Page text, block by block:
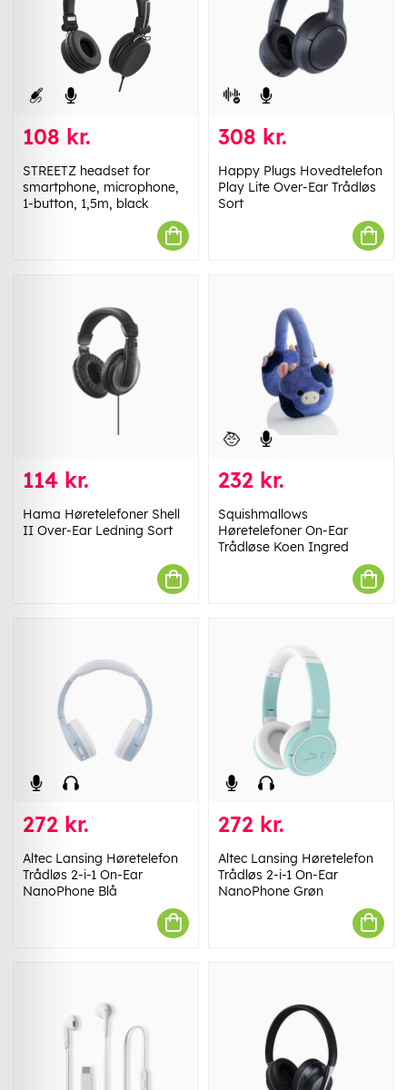
108 kr.
STREETZ headset for
smartphone, microphone,
1-button, 1,5m, black
308 kr.
Happy Plugs Hovedtelefon
Play Lite Over-Ear Trådløs
Sort
114 kr.
Hama Høretelefoner Shell
II Over-Ear Ledning Sort
232 kr.
Squishmallows
Høretelefoner On-Ear
Trådløse Koen Ingred
272 kr.
Altec Lansing Høretelefon
Trådløs 2-i-1 On-Ear
NanoPhone Blå
272 kr.
Altec Lansing Høretelefon
Trådløs 2-i-1 On-Ear
NanoPhone Grøn